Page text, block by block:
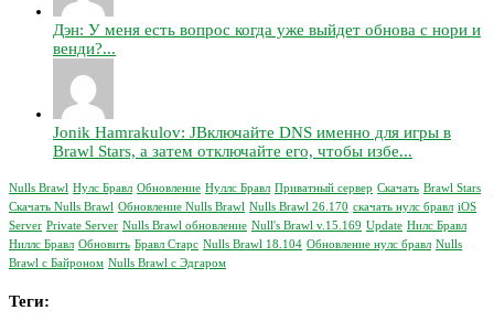
Дэн: У меня есть вопрос когда уже выйдет обнова с нори и
венди?...
Jonik Hamrakulov: JВключайте DNS именно для игры в
Brawl Stars, а затем отключайте его, чтобы избе...
Nulls Brawl Нулс Бравл Обновление Нуллс Бравл Приватный сервер Скачать Brawl Stars
Скачать Nulls Brawl Обновление Nulls Brawl Nulls Brawl 26.170 скачать нулс бравл iOS
Server Private Server Nulls Brawl обновление Null's Brawl v.15.169 Update Нилс Бравл
Ниллс Бравл Обновить Бравл Старс Nulls Brawl 18.104 Обновление нулс бравл Nulls
Brawl с Байроном Nulls Brawl с Эдгаром
Теги: